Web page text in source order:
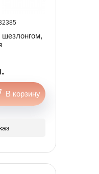
шезлонгом,